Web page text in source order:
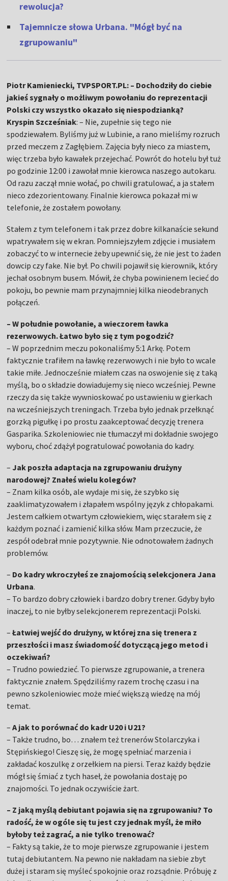
rewolucja?
Tajemnicze słowa Urbana. "Mógł być na
zgrupowaniu"
Piotr Kamieniecki, TVPSPORT.PL: – Dochodziły do ciebie
jakieś sygnały o możliwym powołaniu do reprezentacji
Polski czy wszystko okazało się niespodzianką?
Kryspin Szcześniak: – Nie, zupełnie się tego nie
spodziewałem. Byliśmy już w Lubinie, a rano mieliśmy rozruch
przed meczem z Zagłębiem. Zajęcia były nieco za miastem,
więc trzeba było kawałek przejechać. Powrót do hotelu był tuż
po godzinie 12:00 i zawołał mnie kierowca naszego autokaru.
Od razu zaczął mnie wołać, po chwili gratulować, a ja stałem
nieco zdezorientowany. Finalnie kierowca pokazał mi w
telefonie, że zostałem powołany.
Stałem z tym telefonem i tak przez dobre kilkanaście sekund
wpatrywałem się w ekran. Pomniejszyłem zdjęcie i musiałem
zobaczyć to w internecie żeby upewnić się, że nie jest to żaden
dowcip czy fake. Nie był. Po chwili pojawił się kierownik, który
jechał osobnym busem. Mówił, że chyba powinienem lecieć do
pokoju, bo pewnie mam przynajmniej kilka nieodebranych
połączeń.
– W południe powołanie, a wieczorem ławka
rezerwowych. Łatwo było się z tym pogodzić?
– W poprzednim meczu pokonaliśmy 5:1 Arkę. Potem
faktycznie trafiłem na ławkę rezerwowych i nie było to wcale
takie miłe. Jednocześnie miałem czas na oswojenie się z taką
myślą, bo o składzie dowiadujemy się nieco wcześniej. Pewne
rzeczy da się także wywnioskować po ustawieniu w gierkach
na wcześniejszych treningach. Trzeba było jednak przełknąć
gorzką pigułkę i po prostu zaakceptować decyzję trenera
Gasparika. Szkoleniowiec nie tłumaczył mi dokładnie swojego
wyboru, choć zdążył pogratulować powołania do kadry.
– Jak poszła adaptacja na zgrupowaniu drużyny
narodowej? Znałeś wielu kolegów?
– Znam kilka osób, ale wydaje mi się, że szybko się
zaaklimatyzowałem i złapałem wspólny język z chłopakami.
Jestem całkiem otwartym człowiekiem, więc starałem się z
każdym poznać i zamienić kilka słów. Mam przeczucie, że
zespół odebrał mnie pozytywnie. Nie odnotowałem żadnych
problemów.
– Do kadry wkroczyłeś ze znajomością selekcjonera Jana
Urbana.
– To bardzo dobry człowiek i bardzo dobry trener. Gdyby było
inaczej, to nie byłby selekcjonerem reprezentacji Polski.
–Łatwiej wejść do drużyny, w której zna się trenera z
przeszłości i masz świadomość dotyczącą jego metod i
oczekiwań?
– Trudno powiedzieć. To pierwsze zgrupowanie, a trenera
faktycznie znałem. Spędziliśmy razem trochę czasu i na
pewno szkoleniowiec może mieć większą wiedzę na mój
temat.
–A jak to porównać do kadr U20 i U21?
– Także trudno, bo… znałem też trenerów Stolarczyka i
Stępińskiego! Cieszę się, że mogę spełniać marzenia i
zakładać koszulkę z orzełkiem na piersi. Teraz każdy będzie
mógł się śmiać z tych haseł, że powołania dostaję po
znajomości. To jednak oczywiście żart.
– Z jaką myślą debiutant pojawia się na zgrupowaniu? To
radość, że w ogóle się tu jest czy jednak myśl, że miło
byłoby też zagrać, a nie tylko trenować?
– Fakty są takie, że to moje pierwsze zgrupowanie i jestem
tutaj debiutantem. Na pewno nie nakładam na siebie zbyt
dużej i staram się myśleć spokojnie oraz rozsądnie. Próbuję z